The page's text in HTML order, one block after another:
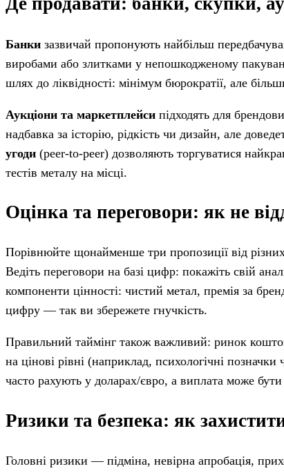
Банки зазвичай пропонують найбільш
виробами або злитками у непошкодженому
шлях до ліквідності: мінімум бюрократії, але
Аукціони та маркетплейси підходять для
надбавка за історію, рідкість чи дизайн, але
угоди (peer-to-peer) дозволяють торгуватися
тестів металу на місці.
Оцінка та переговори: як не
Порівнюйте щонайменше три пропозиції від
Ведіть переговори на базі цифр: покажіть свій
компоненти цінності: чистий метал, премія за
цифру — так ви збережете гнучкість.
Правильний таймінг також важливий: ринок
на цінові рівні (наприклад, психологічні
часто рахують у доларах/євро, а виплата може бути
Ризики та безпека: як
Головні ризики — підміна, невірна апробація,